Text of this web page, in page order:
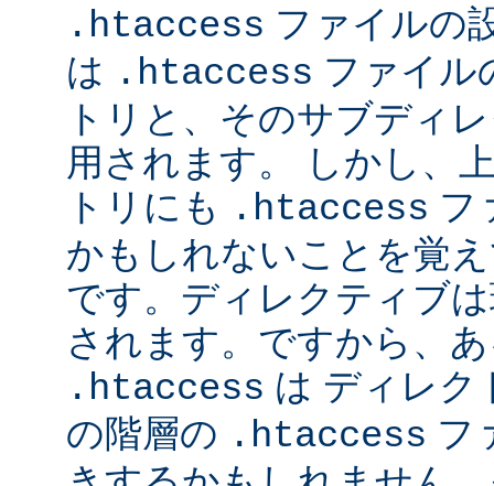
.htaccess ファイルの
は .htaccess ファイル
トリと、そのサブディ
用されます。 しかし、
トリにも
.htaccess フ
かもしれないことを覚
です。ディレクティブ
されます。ですから、
.htaccess は ディレク
の階層の .htaccess フ